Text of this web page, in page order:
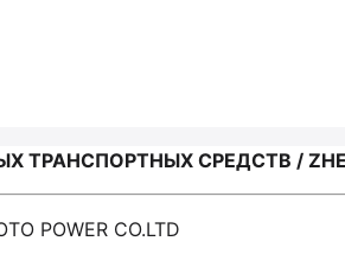
СРЕДСТВ /
POWER CO.LTD